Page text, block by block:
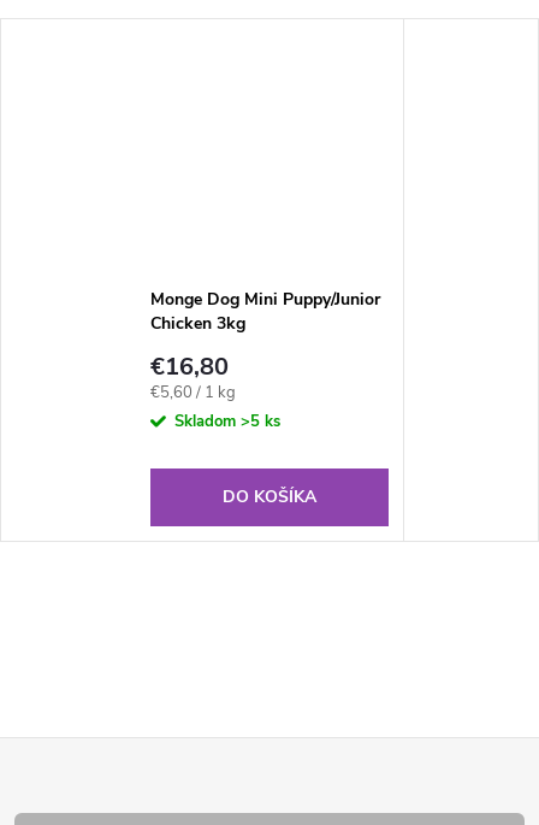
Monge Dog Mini Puppy/Junior
Chicken 3kg
€16,80
Jednotková
cena:
€5,60 / 1 kg
Skladom >5 ks
DO KOŠÍKA